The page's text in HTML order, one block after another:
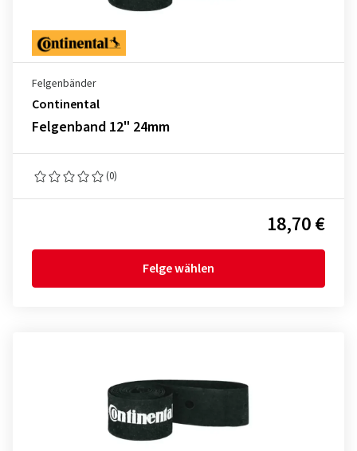
Felgenbänder
Continental
Felgenband 12" 24mm
(0)
18,70 €
Felge wählen